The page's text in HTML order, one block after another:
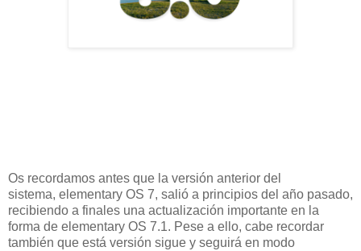
Os recordamos antes que la versión anterior del
sistema, elementary OS 7, salió a principios del año pasado,
recibiendo a finales una actualización importante en la
forma de elementary OS 7.1. Pese a ello, cabe recordar
también que está versión sigue y seguirá en modo